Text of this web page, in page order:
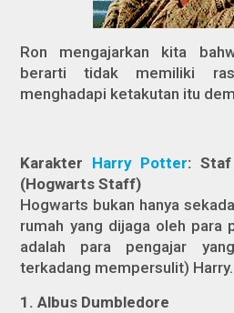
Ron mengajarkan kita
berarti tidak memiliki
menghadapi ketakutan itu
Karakter Harry Potter: Staf
(Hogwarts Staff)
Hogwarts bukan hanya
rumah yang dijaga oleh para
adalah para pengajar
terkadang mempersulit) Harry.
1. Albus Dumbledore